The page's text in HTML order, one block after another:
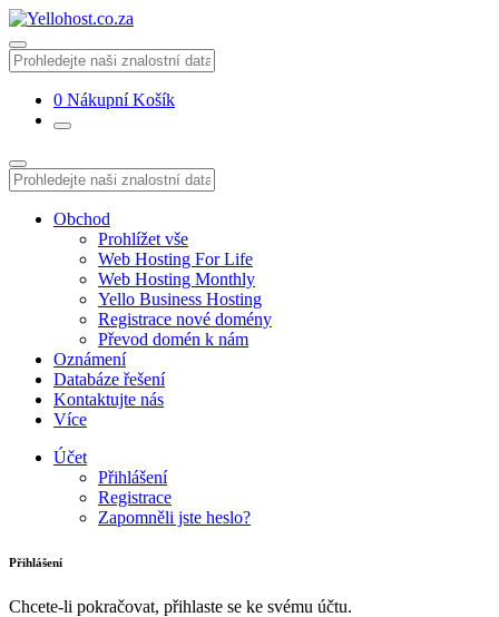
0 Nákupní Košík
Obchod
Prohlížet vše
Web Hosting For Life
Web Hosting Monthly
Yello Business Hosting
Registrace nové domény
Převod domén k nám
Oznámení
Databáze řešení
Kontaktujte nás
Více
Účet
Přihlášení
Registrace
Zapomněli jste heslo?
Přihlášení
Chcete-li pokračovat, přihlaste se ke svému účtu.